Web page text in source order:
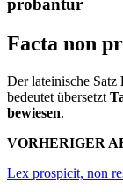
probantur
Facta non
Der lateinische Satz
bedeutet übersetzt
bewiesen.
VORHERIGER
Lex prospicit, non